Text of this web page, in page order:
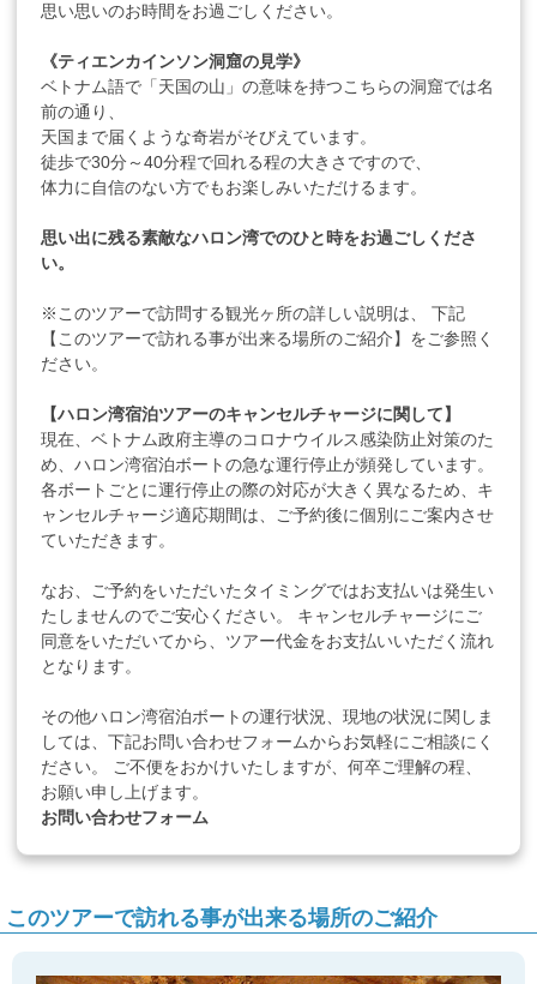
思い思いのお時間をお過ごしください。
《ティエンカインソン洞窟の見学》
ベトナム語で「天国の山」の意味を持つこちらの洞窟では名
前の通り、
天国まで届くような奇岩がそびえています。
徒歩で30分～40分程で回れる程の大きさですので、
体力に自信のない方でもお楽しみいただけるます。
思い出に残る素敵なハロン湾でのひと時をお過ごしくださ
い。
※このツアーで訪問する観光ヶ所の詳しい説明は、 下記
【このツアーで訪れる事が出来る場所のご紹介】をご参照く
ださい。
【ハロン湾宿泊ツアーのキャンセルチャージに関して】
現在、ベトナム政府主導のコロナウイルス感染防止対策のた
め、ハロン湾宿泊ボートの急な運行停止が頻発しています。
各ボートごとに運行停止の際の対応が大きく異なるため、キ
ャンセルチャージ適応期間は、ご予約後に個別にご案内させ
ていただきます。
なお、ご予約をいただいたタイミングではお支払いは発生い
たしませんのでご安心ください。 キャンセルチャージにご
同意をいただいてから、ツアー代金をお支払いいただく流れ
となります。
その他ハロン湾宿泊ボートの運行状況、現地の状況に関しま
しては、下記お問い合わせフォームからお気軽にご相談にく
ださい。 ご不便をおかけいたしますが、何卒ご理解の程、
お願い申し上げます。
お問い合わせフォーム
このツアーで訪れる事が出来る場所のご紹介